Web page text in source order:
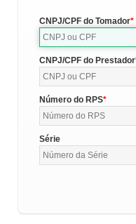
CNPJ/CPF do Tomador
CNPJ/CPF do Prestador
Número do RPS
Série